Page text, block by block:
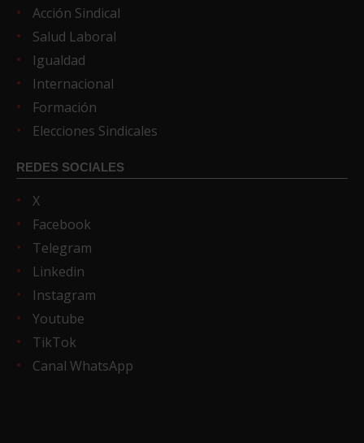
Acción Sindical
Salud Laboral
Igualdad
Internacional
Formación
Elecciones Sindicales
REDES SOCIALES
X
Facebook
Telegram
Linkedin
Instagram
Youtube
TikTok
Canal WhatsApp